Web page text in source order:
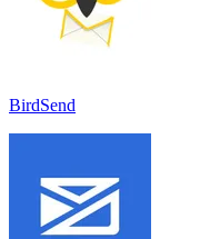
BirdSend